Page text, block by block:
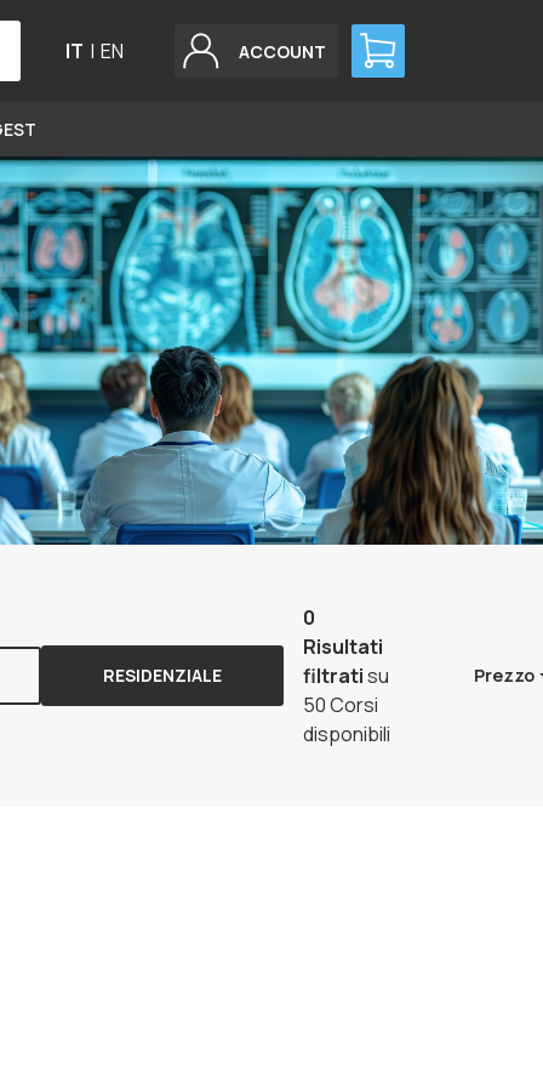
IT | EN ACCOUNT
RESIDENZIALE
0
Risultati
filtratisu
50 Corsi
disponibili
Prezzo